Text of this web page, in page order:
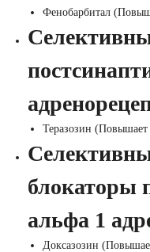
Фенобарбитал
Теразозин (Повышает
блокаторы
альфа 1
Доксазозин